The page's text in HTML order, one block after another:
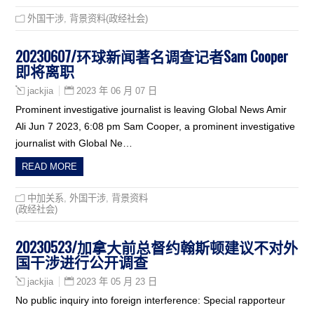
外国干涉 背景资料(政经社会)
20230607/环球新闻著名调查记者Sam Cooper
即将离职
jackjia 2023 年 06 月 07 日
Prominent investigative journalist is leaving Global News Amir
Ali Jun 7 2023, 6:08 pm Sam Cooper, a prominent investigative
journalist with Global Ne…
READ MORE
中加关系 ,外国干涉 背景资料
(政经社会)
20230523/加拿大前总督约翰斯顿建议不对外
国干涉进行公开调查
jackjia 2023 年 05 月 23 日
No public inquiry into foreign interference: Special rapporteur